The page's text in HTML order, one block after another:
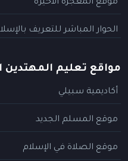
موقع المعجزة الأخيرة
الحوار المباشر للتعريف
مواقع تعليم المهتدين
أكاديمية سبيلي
موقع المسلم الجديد
موقع الصلاة في الإسلام